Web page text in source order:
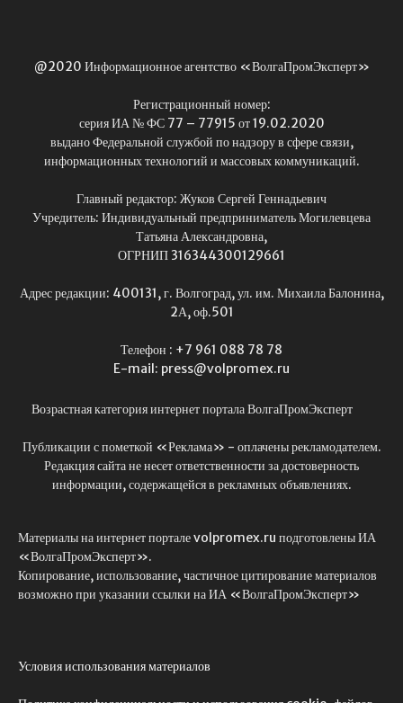
@2020 Информационное агентство «ВолгаПромЭксперт»
Регистрационный номер:
серия ИА № ФС 77 – 77915 от 19.02.2020
выдано Федеральной службой по надзору в сфере связи,
информационных технологий и массовых коммуникаций.
Главный редактор: Жуков Сергей Геннадьевич
Учредитель: Индивидуальный предприниматель Могилевцева
Татьяна Александровна,
ОГРНИП 316344300129661
Адрес редакции: 400131, г. Волгоград, ул. им. Михаила Балонина,
2А, оф.501
Телефон : +7 961 088 78 78
E-mail: press@volpromex.ru
Возрастная категория интернет портала ВолгаПромЭксперт
Публикации с пометкой «Реклама» - оплачены рекламодателем.
Редакция сайта не несет ответственности за достоверность
информации, содержащейся в рекламных объявлениях.
Материалы на интернет портале volpromex.ru подготовлены ИА
«ВолгаПромЭксперт».
Копирование, использование, частичное цитирование материалов
возможно при указании ссылки на ИА «ВолгаПромЭксперт»
Условия использования материалов